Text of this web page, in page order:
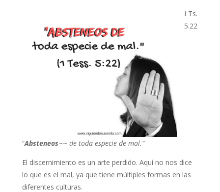
I Ts.
5.22
“Absteneos~~ de toda especie de mal.”
El discernimiento es un arte perdido. Aquí no nos dice
lo que es el mal, ya que tiene múltiples formas en las
diferentes culturas.